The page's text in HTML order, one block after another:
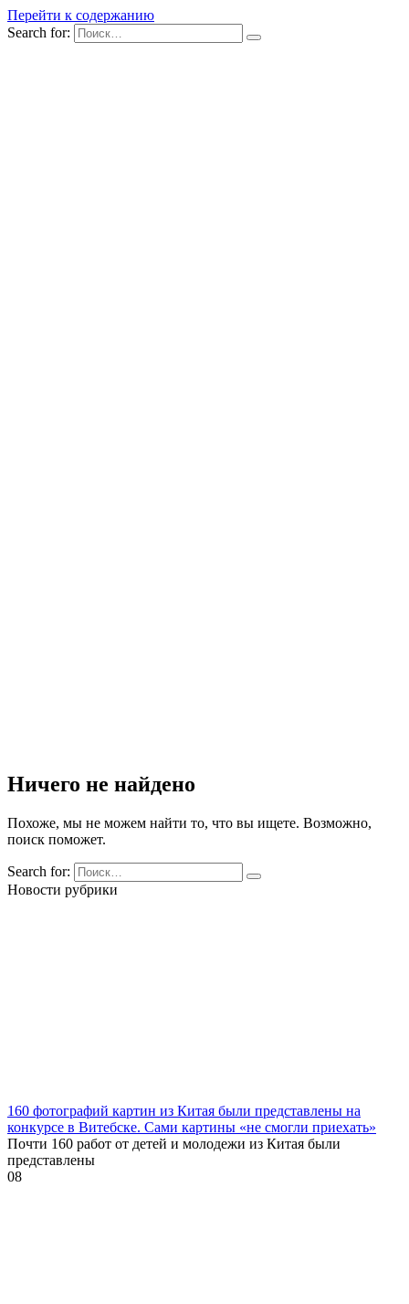
Перейти к содержанию
Search for:
Ничего не найдено
Похоже, мы не можем найти то, что вы ищете. Возможно,
поиск поможет.
Search for:
Новости рубрики
160 фотографий картин из Китая были представлены на
конкурсе в Витебске. Сами картины «не смогли приехать»
Почти 160 работ от детей и молодежи из Китая были
представлены
08